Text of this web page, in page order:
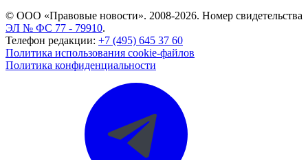
© ООО «Правовые новости». 2008-2026. Номер свидетельства
ЭЛ № ФС 77 - 79910.
Телефон редакции: +7 (495) 645 37 60
Политика использования cookie-файлов
Политика конфиденциальности